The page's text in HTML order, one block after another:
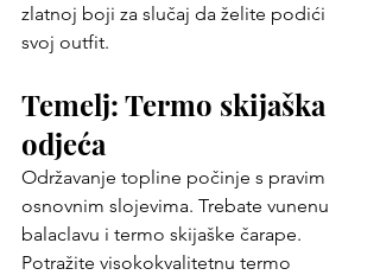
zlatnoj boji za slučaj da želite podići
svoj outfit.
Temelj: Termo skijaška
odjeća
Održavanje topline počinje s pravim
osnovnim slojevima. Trebate vunenu
balaclavu i termo skijaške čarape.
Potražite visokokvalitetnu termo